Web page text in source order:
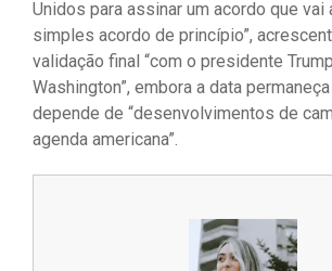
Unidos para assinar um acordo que vai
simples acordo de princípio”,
validação final “com o presidente
Washington”, embora a data
depende de “desenvolvimentos de
agenda americana”.